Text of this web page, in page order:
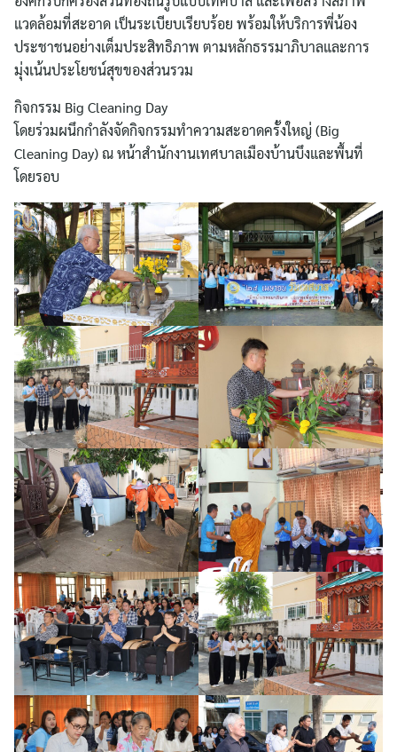
แวดล้อมที่สะอาด เป็นระเบียบเรียบร้อย พร้อมให้บริการพี่น้อง
ประชาชนอย่างเต็มประสิทธิภาพ ตามหลักธรรมาภิบาลและการ
มุ่งเน้นประโยชน์สุขของส่วนรวม
กิจกรรม Big Cleaning Day
โดยร่วมผนึกกำลังจัดกิจกรรมทำความสะอาดครั้งใหญ่ (Big
Cleaning Day) ณ หน้าสำนักงานเทศบาลเมืองบ้านบึงและพื้นที่
โดยรอบ